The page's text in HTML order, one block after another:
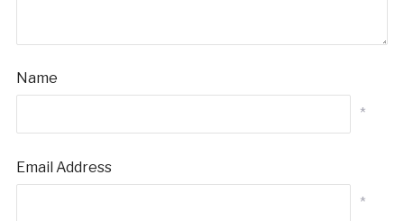
Name
*
Email Address
*